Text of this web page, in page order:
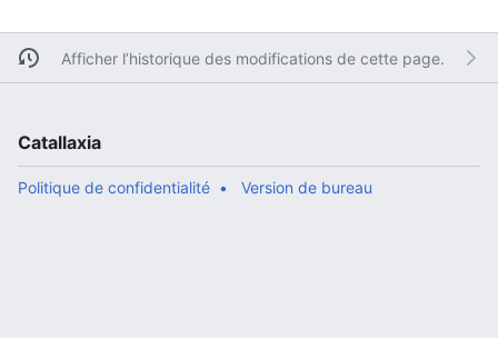
Afficher l’historique des modifications de cette page.
Catallaxia
Politique de confidentialité Version de bureau